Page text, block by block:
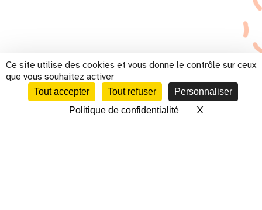
Ce site utilise des cookies et vous donne le contrôle sur ceux
que vous souhaitez activer
Tout accepter Tout refuser
Personnaliser
Politique de confidentialité
XMasquer le
CALENDRIER